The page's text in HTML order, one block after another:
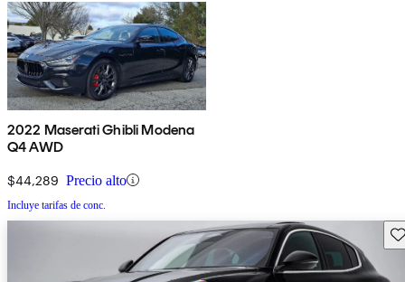
2022 Maserati Ghibli Modena
Q4 AWD
$44,289 Precio alto
Incluye tarifas de conc.